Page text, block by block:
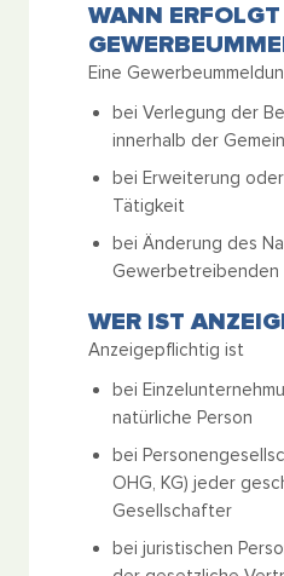
WANN
Eine
bei Verlegung der
innerhalb der
bei Erweiterung
Tätigkeit
bei Änderung des
Gewerbetreibenden
WER IST
Anzeigepflichtig ist
bei
natürliche Person
bei
OHG, KG) jeder
Gesellschafter
bei juristischen